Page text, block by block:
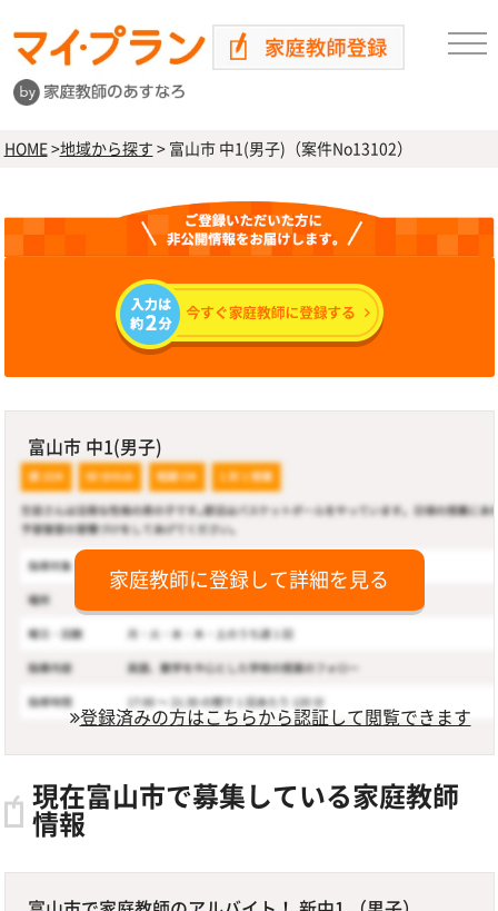
HOME>地域から探す >富山市 中1(男子)（案件No13102）
富山市 中1(男子)
家庭教師に登録して詳細を見る
登録済みの方はこちらから認証して閲覧できます
現在富山市で募集している家庭教師
情報